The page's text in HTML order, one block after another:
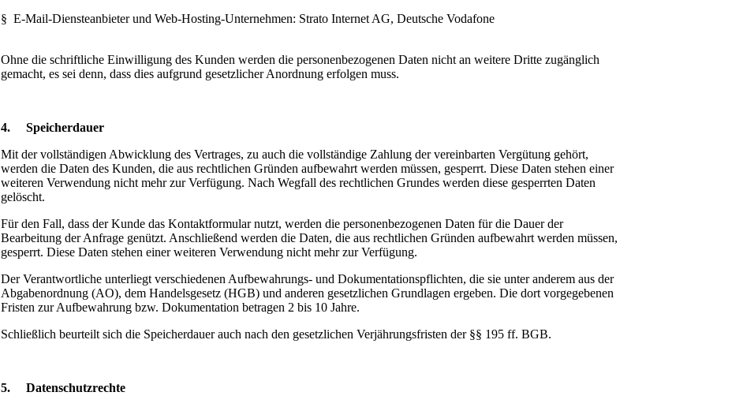
§ E-Mail-Diensteanbieter und Web-Hosting-Unternehmen: Strato Internet AG, Deutsche Vodafone
Ohne die schriftliche Einwilligung des Kunden werden die personenbezogenen Daten nicht an weitere Dritte zugänglich
gemacht, es sei denn, dass dies aufgrund gesetzlicher Anordnung erfolgen muss.
4. Speicherdauer
Mit der vollständigen Abwicklung des Vertrages, zu auch die vollständige Zahlung der vereinbarten Vergütung gehört,
werden die Daten des Kunden, die aus rechtlichen Gründen aufbewahrt werden müssen, gesperrt. Diese Daten stehen einer
weiteren Verwendung nicht mehr zur Verfügung. Nach Wegfall des rechtlichen Grundes werden diese gesperrten Daten
gelöscht.
Für den Fall, dass der Kunde das Kontaktformular nutzt, werden die personenbezogenen Daten für die Dauer der
Bearbeitung der Anfrage genützt. Anschließend werden die Daten, die aus rechtlichen Gründen aufbewahrt werden müssen,
gesperrt. Diese Daten stehen einer weiteren Verwendung nicht mehr zur Verfügung.
Der Verantwortliche unterliegt verschiedenen Aufbewahrungs- und Dokumentationspflichten, die sie unter anderem aus der
Abgabenordnung (AO), dem Handelsgesetz (HGB) und anderen gesetzlichen Grundlagen ergeben. Die dort vorgegebenen
Fristen zur Aufbewahrung bzw. Dokumentation betragen 2 bis 10 Jahre.
Schließlich beurteilt sich die Speicherdauer auch nach den gesetzlichen Verjährungsfristen der §§ 195 ff. BGB.
5. Datenschutzrechte